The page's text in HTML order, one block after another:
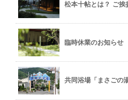
松本十帖とは？ ご挨
臨時休業のお知らせ
共同浴場「まさごの湯